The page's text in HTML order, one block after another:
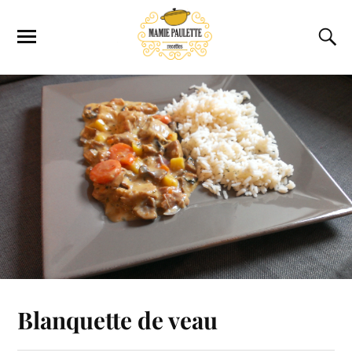
Blanquette de veau